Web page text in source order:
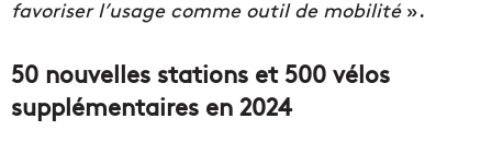
favoriser l’usage comme outil de mobilité».
50 nouvelles stations et 500 vélos
supplémentaires en 2024